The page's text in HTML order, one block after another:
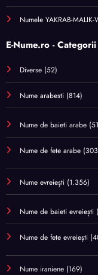
Numele YAKRAB-
E-Nume.ro - Categorii
Diverse (52)
Nume arabesti (814)
Nume de baieti arabe
Nume de fete arabe
Nume evreiești (1.356)
Nume de baieti evreiești
Nume de fete evreiești
Nume iraniene (169)